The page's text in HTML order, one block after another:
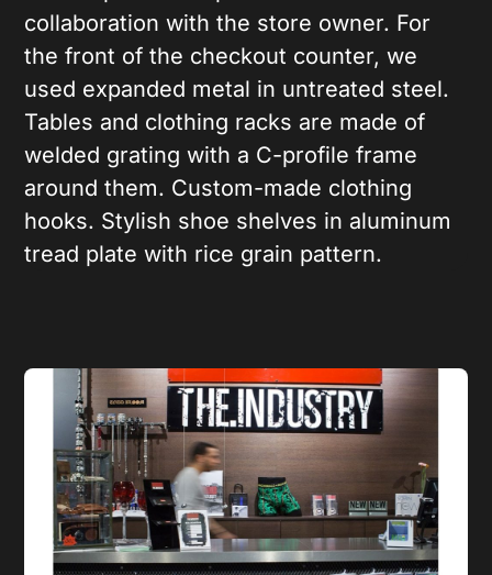
collaboration with the store owner. For
the front of the checkout counter, we
used expanded metal in untreated steel.
Tables and clothing racks are made of
welded grating with a C-profile frame
around them. Custom-made clothing
hooks. Stylish shoe shelves in aluminum
tread plate with rice grain pattern.